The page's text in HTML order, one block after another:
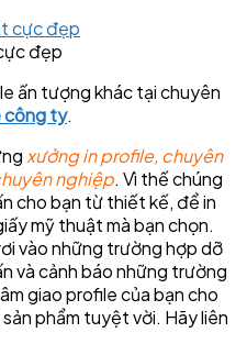
đẹp
ấn tượng khác tại chuyên
công ty.
xưởng in profile, chuyên
nghiệp. Vì thế chúng
cho bạn từ thiết kế, để in
mỹ thuật mà bạn chọn.
vào những trường hợp dỡ
và cảnh báo những trường
giao profile của bạn cho
phẩm tuyệt vời. Hãy liên